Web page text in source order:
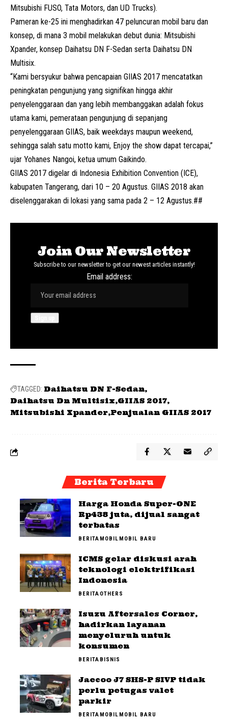
Mitsubishi FUSO, Tata Motors, dan UD Trucks).
Pameran ke-25 ini menghadirkan 47 peluncuran mobil baru dan
konsep, di mana 3 mobil melakukan debut dunia: Mitsubishi
Xpander, konsep Daihatsu DN F-Sedan serta Daihatsu DN
Multisix.
“Kami bersyukur bahwa pencapaian GIIAS 2017 mencatatkan
peningkatan pengunjung yang signifikan hingga akhir
penyelenggaraan dan yang lebih membanggakan adalah fokus
utama kami, pemerataan pengunjung di sepanjang
penyelenggaraan GIIAS, baik weekdays maupun weekend,
sehingga salah satu motto kami, Enjoy the show dapat tercapai,”
ujar Yohanes Nangoi, ketua umum Gaikindo.
GIIAS 2017 digelar di Indonesia Exhibition Convention (ICE),
kabupaten Tangerang, dari 10 – 20 Agustus. GIIAS 2018 akan
diselenggarakan di lokasi yang sama pada 2 – 12 Agustus.##
Join Our Newsletter
Subscribe to our newsletter to get our newest articles instantly!
Email address:
TAGGED: Daihatsu DN F-Sedan
Daihatsu Dn Multisix GIIAS 2017
Mitsubishi Xpander Penjualan GIIAS 2017
Berita Terbaru
Harga Honda Super-ONE
Rp438 juta, dijual sangat
terbatas
BERITAMOBILMOBIL BARU
ICMS gelar diskusi arah
teknologi elektrifikasi
Indonesia
BERITAOTHERS
Isuzu Aftersales Corner,
hadirkan layanan
menyeluruh untuk
konsumen
BERITABISNIS
Jaecoo J7 SHS-P SIVP tidak
perlu petugas valet
parkir
BERITAMOBILMOBIL BARU